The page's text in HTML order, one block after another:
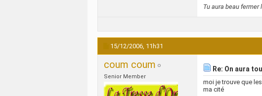
Tu aura beau fermer
15/12/2006, 11h31
coum coum
Senior Member
Re: On aura
moi je trouve que
ma cité